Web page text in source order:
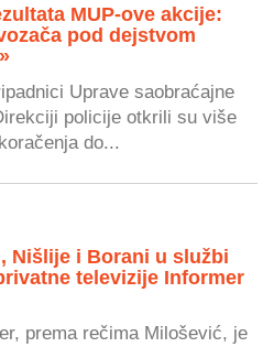
MUP-ove akcije:
pod dejstvom
Uprave saobraćajne
policije otkrili su više
do...
Nišlije i Borani u službi
televizije Informer
prema rečima Milošević, je